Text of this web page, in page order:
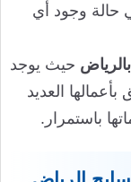
حالة وجود أي
حيث يوجد
العديد
باستمرار.